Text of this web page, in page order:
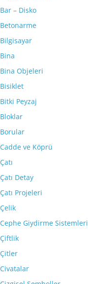
Bar – Disko
Betonarme
Bilgisayar
Bina
Bina Objeleri
Bisiklet
Bitki Peyzaj
Bloklar
Borular
Cadde ve Köprü
Çatı
Çatı Detay
Çatı Projeleri
Çelik
Cephe Giydirme Sistemleri
Çiftlik
Çitler
Civatalar